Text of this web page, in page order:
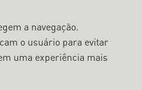
a navegação.
o usuário para evitar
uma experiência mais